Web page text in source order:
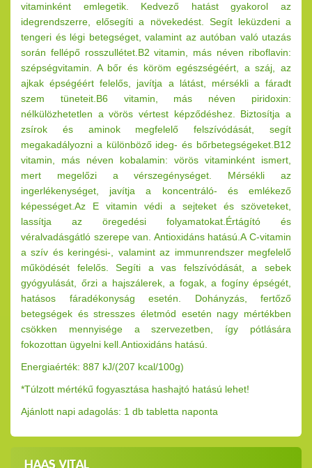
vitaminként emlegetik. Kedvező hatást gyakorol az
idegrendszerre, elősegíti a növekedést. Segít leküzdeni a
tengeri és légi betegséget, valamint az autóban való utazás
során fellépő rosszullétet.B2 vitamin, más néven riboflavin:
szépségvitamin. A bőr és köröm egészségéért, a száj, az
ajkak épségéért felelős, javítja a látást, mérsékli a fáradt
szem tüneteit.B6 vitamin, más néven piridoxin:
nélkülözhetetlen a vörös vértest képződéshez. Biztosítja a
zsírok és aminok megfelelő felszívódását, segít
megakadályozni a különböző ideg- és bőrbetegségeket.B12
vitamin, más néven kobalamin: vörös vitaminként ismert,
mert megelőzi a vérszegénységet. Mérsékli az
ingerlékenységet, javítja a koncentráló- és emlékező
képességet.Az E vitamin védi a sejteket és szöveteket,
lassítja az öregedési folyamatokat.Értágító és
véralvadásgátló szerepe van. Antioxidáns hatású.A C-vitamin
a szív és keringési-, valamint az immunrendszer megfelelő
működését felelős. Segíti a vas felszívódását, a sebek
gyógyulását, őrzi a hajszálerek, a fogak, a fogíny épségét,
hatásos fáradékonyság esetén. Dohányzás, fertőző
betegségek és stresszes életmód esetén nagy mértékben
csökken mennyisége a szervezetben, így pótlására
fokozottan ügyelni kell.Antioxidáns hatású.
Energiaérték: 887 kJ/(207 kcal/100g)
*Túlzott mértékű fogyasztása hashajtó hatású lehet!
Ajánlott napi adagolás: 1 db tabletta naponta
HAAS VITAL